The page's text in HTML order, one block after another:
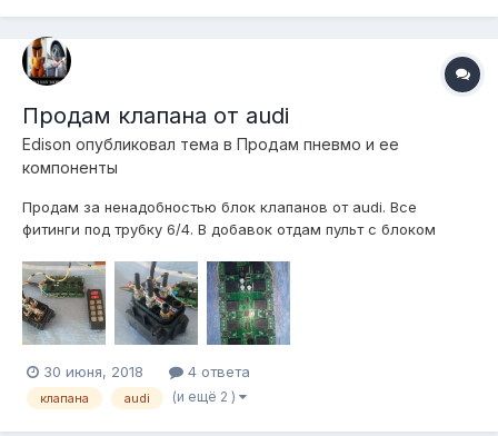
Продам клапана от audi
Edison опубликовал тема в Продам пневмо и ее
компоненты
Продам за ненадобностью блок клапанов от audi. Все
фитинги под трубку 6/4. В добавок отдам пульт с блоком
идее нужно только компрессор от BMW x5 и подготовка
воздуха с управлением готова. Цену вижу в 5000 рябчиков.
Отправлю п...
30 июня, 2018 4 ответа
клапана audi (и ещё 2 )